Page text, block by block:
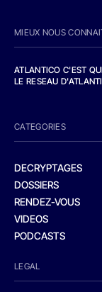
MIEUX NOUS
ATLANTICO C'EST
LE RESEAU
CATEGORIES
DECRYPTAGES
DOSSIERS
RENDEZ-VOUS
VIDEOS
PODCASTS
LEGAL